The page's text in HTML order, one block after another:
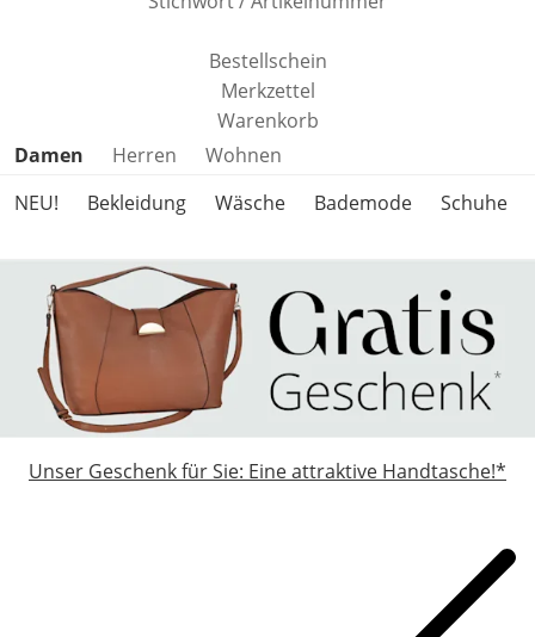
Bestellschein
Merkzettel
Warenkorb
Produktkategorien überspringen
Damen Herren
Wohnen
NEU!
Bekleidung Wäsche Bademode Schuhe
Unser Geschenk für Sie: Eine attraktive Handtasche!*